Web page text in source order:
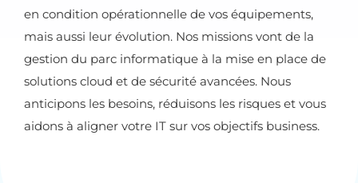
en condition opérationnelle de vos équipements,
mais aussi leur évolution. Nos missions vont de la
gestion du parc informatique à la mise en place de
solutions cloud et de sécurité avancées. Nous
anticipons les besoins, réduisons les risques et vous
aidons à aligner votre IT sur vos objectifs business.